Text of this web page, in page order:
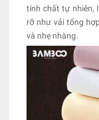
tính chất tự nhiên,
rỡ như vải tổng
và nhẹ nhàng.